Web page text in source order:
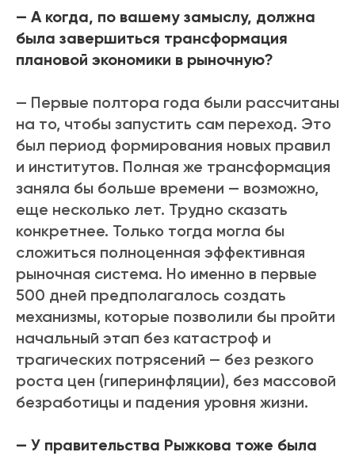
— А когда, по вашему замыслу, должна
была завершиться трансформация
плановой экономики в рыночную?
— Первые полтора года были рассчитаны
на то, чтобы запустить сам переход. Это
был период формирования новых правил
и институтов. Полная же трансформация
заняла бы больше времени — возможно,
еще несколько лет. Трудно сказать
конкретнее. Только тогда могла бы
сложиться полноценная эффективная
рыночная система. Но именно в первые
500 дней предполагалось создать
механизмы, которые позволили бы пройти
начальный этап без катастроф и
трагических потрясений — без резкого
роста цен (гиперинфляции), без массовой
безработицы и падения уровня жизни.
— У правительства Рыжкова тоже была